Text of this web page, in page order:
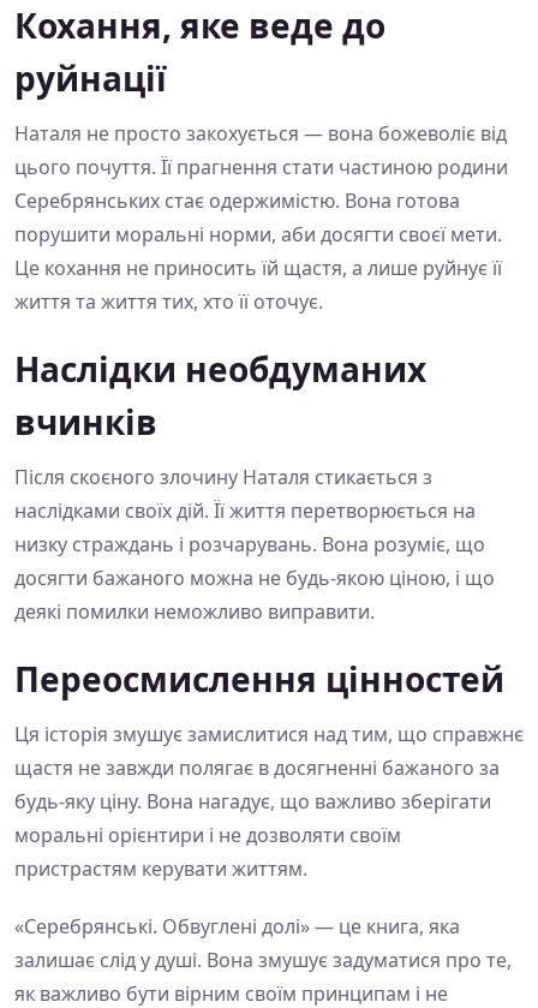
Кохання, яке веде до
руйнації
Наталя не просто закохується — вона божеволіє від
цього почуття. Її прагнення стати частиною родини
Серебрянських стає одержимістю. Вона готова
порушити моральні норми, аби досягти своєї мети.
Це кохання не приносить їй щастя, а лише руйнує її
життя та життя тих, хто її оточує.
Наслідки необдуманих
вчинків
Після скоєного злочину Наталя стикається з
наслідками своїх дій. Її життя перетворюється на
низку страждань і розчарувань. Вона розуміє, що
досягти бажаного можна не будь-якою ціною, і що
деякі помилки неможливо виправити.
Переосмислення цінностей
Ця історія змушує замислитися над тим, що справжнє
щастя не завжди полягає в досягненні бажаного за
будь-яку ціну. Вона нагадує, що важливо зберігати
моральні орієнтири і не дозволяти своїм
пристрастям керувати життям.
«Серебрянські. Обвуглені долі» — це книга, яка
залишає слід у душі. Вона змушує задуматися про те,
як важливо бути вірним своїм принципам і не